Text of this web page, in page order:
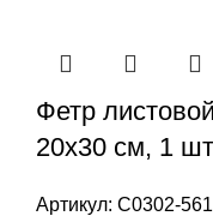
Фетр
20х30 см, 1
Артикул: С0302-561